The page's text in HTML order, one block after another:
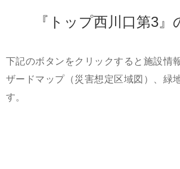
『トップ西川口第3
下記のボタンをクリックすると施設情
ザードマップ（災害想定区域図）、緑
す。